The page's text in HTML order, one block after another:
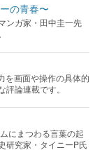
の青春〜
ンガ家・田中圭一先
を画面や操作の具体的
論連載です。
にまつわる言葉の起
研究家・タイニーP氏